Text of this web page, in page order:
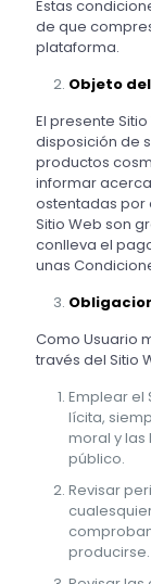
Estas
de que
plataforma.
Objeto
El presente
disposición de
productos
informar
ostentadas por
Sitio Web son
conlleva el
unas
Como Usuario
través del Sitio
Emplear el
lícita,
moral y
público.
Revisar
producirse.